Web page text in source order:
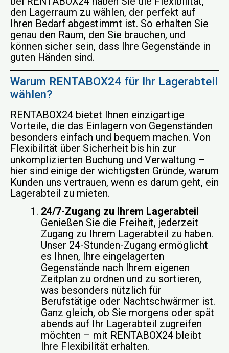
den Lagerraum zu wählen, der perfekt auf
Ihren Bedarf abgestimmt ist. So erhalten Sie
genau den Raum, den Sie brauchen, und
können sicher sein, dass Ihre Gegenstände in
guten Händen sind.
Warum RENTABOX24 für Ihr Lagerabteil
wählen?
RENTABOX24 bietet Ihnen einzigartige
Vorteile, die das Einlagern von Gegenständen
besonders einfach und bequem machen. Von
Flexibilität über Sicherheit bis hin zur
unkomplizierten Buchung und Verwaltung –
hier sind einige der wichtigsten Gründe, warum
Kunden uns vertrauen, wenn es darum geht, ein
Lagerabteil zu mieten.
24/7-Zugang zu Ihrem Lagerabteil
Genießen Sie die Freiheit, jederzeit
Zugang zu Ihrem Lagerabteil zu haben.
Unser 24-Stunden-Zugang ermöglicht
es Ihnen, Ihre eingelagerten
Gegenstände nach Ihrem eigenen
Zeitplan zu ordnen und zu sortieren,
was besonders nützlich für
Berufstätige oder Nachtschwärmer ist.
Ganz gleich, ob Sie morgens oder spät
abends auf Ihr Lagerabteil zugreifen
möchten – mit RENTABOX24 bleibt
Ihre Flexibilität erhalten.